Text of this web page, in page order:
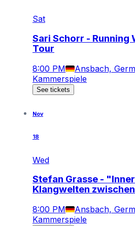
Sat
Sari Schorr - Running
Tour
8:00 PM Ansbach,
Kammerspiele
See tickets
Nov
18
Wed
Stefan Grasse -
Klangwelten
8:00 PM Ansbach,
Kammerspiele